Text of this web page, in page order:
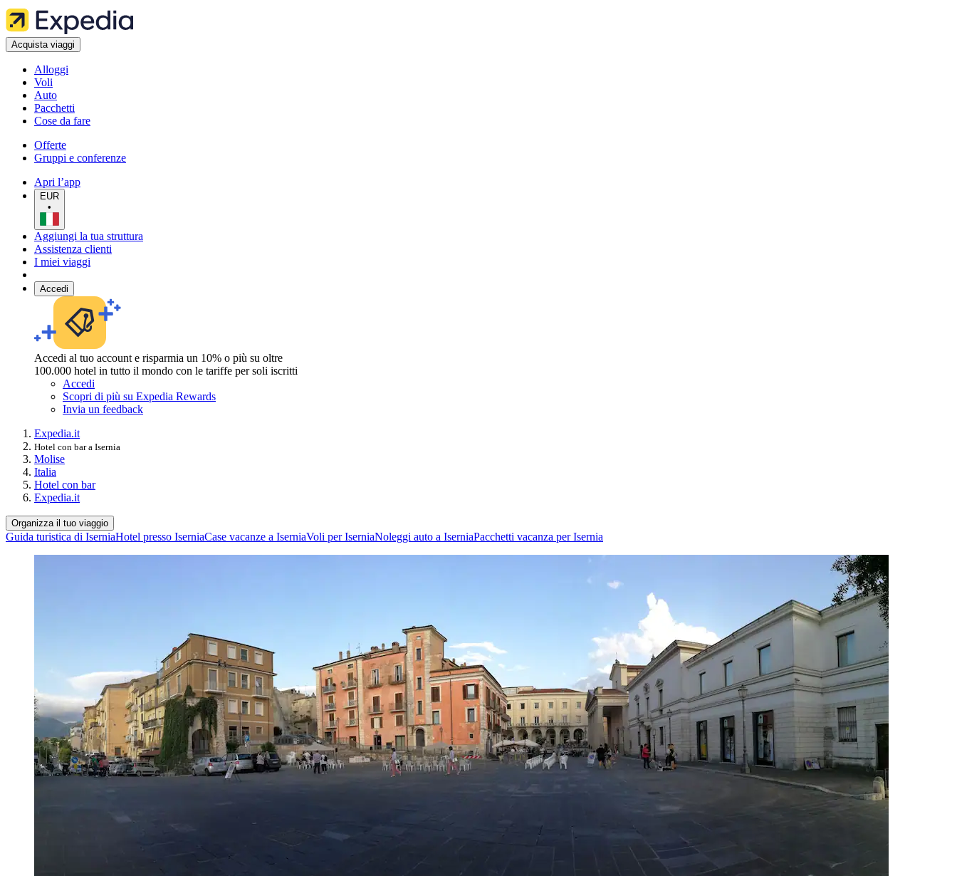
Acquista viaggi
Alloggi
Voli
Auto
Pacchetti
Cose da fare
Offerte
Gruppi e conferenze
Apri l’app
EUR
•
Aggiungi la tua struttura
Assistenza clienti
I miei viaggi
Accedi
Accedi al tuo account e risparmia un 10% o più su oltre
100.000 hotel in tutto il mondo con le tariffe per soli iscritti
Accedi
Scopri di più su Expedia Rewards
Invia un feedback
Expedia.it
Hotel con bar a Isernia
Molise
Italia
Hotel con bar
Expedia.it
Organizza il tuo viaggio
Guida turistica di IserniaHotel presso IserniaCase vacanze a IserniaVoli per IserniaNoleggi auto a IserniaPacchetti vacanza per Isernia